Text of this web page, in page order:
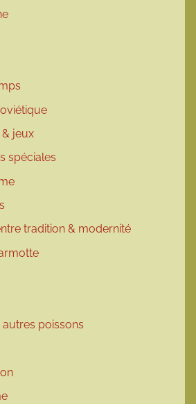
& jeux
spéciales
tradition & modernité
poissons